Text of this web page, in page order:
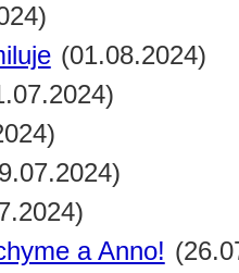
(01.08.2024)
a Anno!